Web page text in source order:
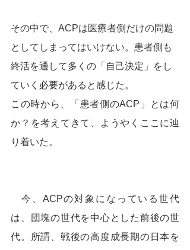
その中で、ACPは医療者側だけの問題
としてしまってはいけない。患者側も
終活を通して多くの「自己決定」をし
ていく必要があると感じた。
この時から、「患者側のACP」とは何
か？を考えてきて、ようやくここに辿
り着いた。
今、ACPの対象になっている世代
は、団塊の世代を中心とした前後の世
代。所謂、戦後の高度成長期の日本を